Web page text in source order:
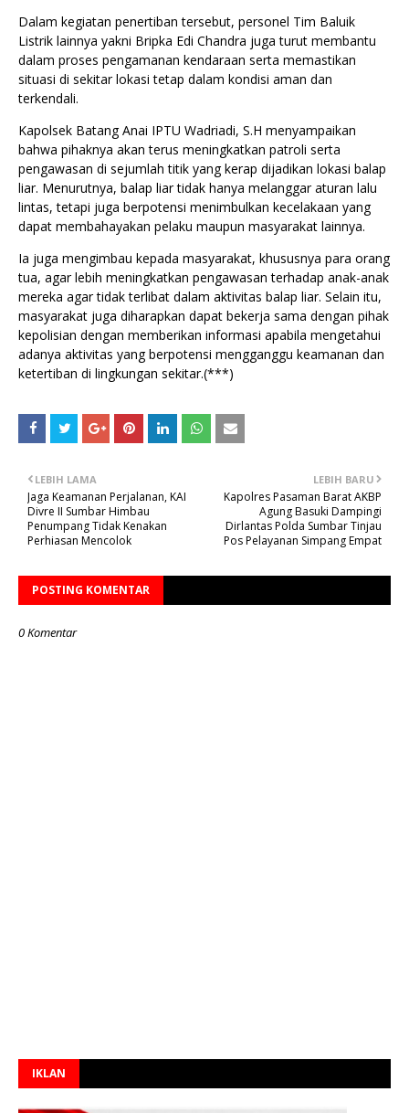
Dalam kegiatan penertiban tersebut, personel Tim Baluik
Listrik lainnya yakni Bripka Edi Chandra juga turut membantu
dalam proses pengamanan kendaraan serta memastikan
situasi di sekitar lokasi tetap dalam kondisi aman dan
terkendali.
Kapolsek Batang Anai IPTU Wadriadi, S.H menyampaikan
bahwa pihaknya akan terus meningkatkan patroli serta
pengawasan di sejumlah titik yang kerap dijadikan lokasi balap
liar. Menurutnya, balap liar tidak hanya melanggar aturan lalu
lintas, tetapi juga berpotensi menimbulkan kecelakaan yang
dapat membahayakan pelaku maupun masyarakat lainnya.
Ia juga mengimbau kepada masyarakat, khususnya para orang
tua, agar lebih meningkatkan pengawasan terhadap anak-anak
mereka agar tidak terlibat dalam aktivitas balap liar. Selain itu,
masyarakat juga diharapkan dapat bekerja sama dengan pihak
kepolisian dengan memberikan informasi apabila mengetahui
adanya aktivitas yang berpotensi mengganggu keamanan dan
ketertiban di lingkungan sekitar.(***)
LEBIH BARU
Kapolres Pasaman Barat AKBP
Agung Basuki Dampingi
Dirlantas Polda Sumbar Tinjau
Pos Pelayanan Simpang Empat
LEBIH LAMA
Jaga Keamanan Perjalanan, KAI
Divre II Sumbar Himbau
Penumpang Tidak Kenakan
Perhiasan Mencolok
POSTING KOMENTAR
0 Komentar
IKLAN